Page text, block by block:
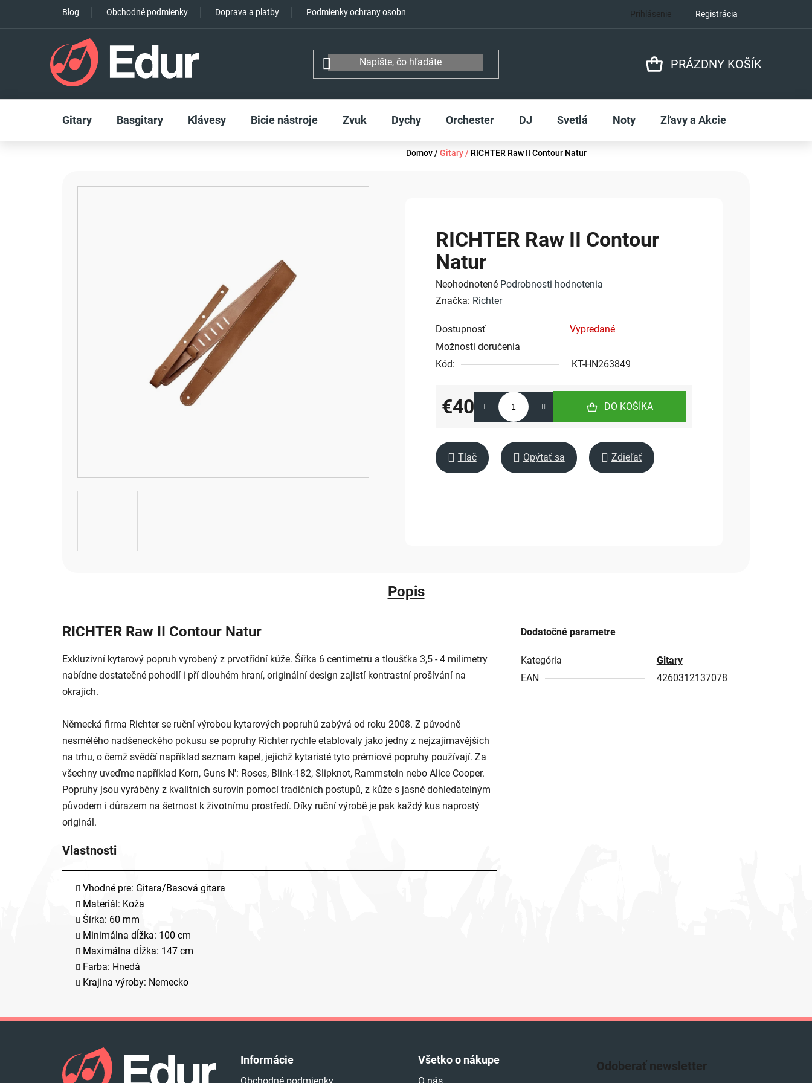
obsah
Blog Obchodné podmienky Doprava a platby Podmienky ochrany osobných údajov Prihlásenie Registrácia
PRÁZDNY KOŠÍK
Gitary Basgitary Klávesy Bicie nástroje Zvuk Dychy Orchester DJ Svetlá Noty Zľavy a Akcie
Domov/Gitary / RICHTER Raw II Contour Natur
RICHTER Raw II Contour
Natur
Priemerné
hodnotenie
je
0,0
z
hviezdičiek.
Neohodnotené Podrobnosti hodnotenia
Značka: Richter
Dostupnosť
Vypredané
Možnosti doručenia
Kód:
KT-HN263849
€40
Jednotková cena:
DO KOŠÍKA
Tlač Opýtať sa Zdieľať
Popis
RICHTER Raw II Contour Natur
Exkluzivní kytarový popruh vyrobený z prvotřídní kůže. Šířka 6 centimetrů a tloušťka 3,5 - 4 milimetry
nabídne dostatečné pohodlí i pří dlouhém hraní, originální design zajistí kontrastní prošívání na
okrajích.
Německá firma Richter se ruční výrobou kytarových popruhů zabývá od roku 2008. Z původně
nesmělého nadšeneckého pokusu se popruhy Richter rychle etablovaly jako jedny z nejzajímavějších
na trhu, o čemž svědčí například seznam kapel, jejichž kytaristé tyto prémiové popruhy používají. Za
všechny uveďme například Korn, Guns N': Roses, Blink-182, Slipknot, Rammstein nebo Alice Cooper.
Popruhy jsou vyráběny z kvalitních surovin pomocí tradičních postupů, z kůže s jasně dohledatelným
původem i důrazem na šetrnost k životnímu prostředí. Díky ruční výrobě je pak každý kus naprostý
originál.
Vlastnosti
Vhodné pre: Gitara/Basová gitara
Materiál: Koža
Šírka: 60 mm
Minimálna dĺžka: 100 cm
Maximálna dĺžka: 147 cm
Farba: Hnedá
Krajina výroby: Nemecko
Dodatočné parametre
Kategória
Gitary
EAN
4260312137078
Informácie Všetko o nákupe Odoberať newsletter